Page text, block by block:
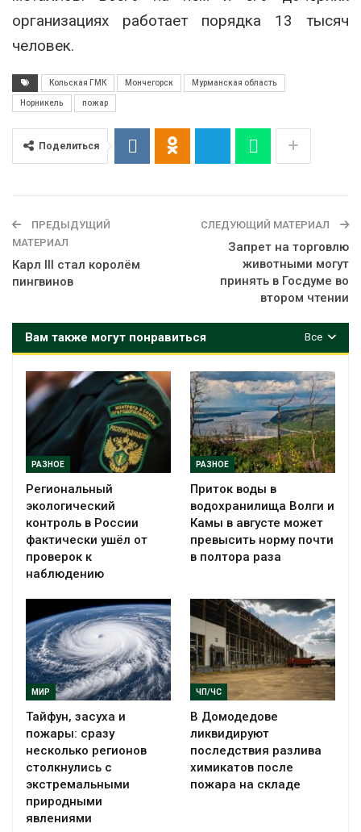
организациях работает порядка 13 тысяч
человек.
Кольская ГМК Мончегорск Мурманская область
Норникель пожар
Поделиться
ПРЕДЫДУЩИЙ
МАТЕРИАЛ
Карл III стал королём
пингвинов
СЛЕДУЮЩИЙ МАТЕРИАЛ
Запрет на торговлю
животными могут
принять в Госдуме во
втором чтении
Все
Вам также могут понравиться
РАЗНОЕ
Региональный
экологический
контроль в России
фактически ушёл от
проверок к
наблюдению
РАЗНОЕ
Приток воды в
водохранилища Волги и
Камы в августе может
превысить норму почти
в полтора раза
МИР
Тайфун, засуха и
пожары: сразу
несколько регионов
столкнулись с
экстремальными
природными
явлениями
ЧП/ЧС
В Домодедове
ликвидируют
последствия разлива
химикатов после
пожара на складе